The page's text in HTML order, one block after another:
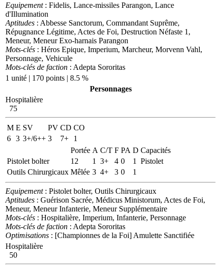
Equipement: Fidelis, Lance-missiles Parangon, Lance
d'Illumination
Aptitudes : Abbesse Sanctorum, Commandant Suprême,
Répugnance Légitime, Actes de Foi, Destruction Néfaste 1,
Meneur, Meneur Exo-harnais Parangon
Mots-clés : Héros Epique, Imperium, Marcheur, Morvenn Vahl,
Personnage, Vehicule
Mots-clés de faction : Adepta Sororitas
1 unité | 170 points | 8.5 %
Personnages
Hospitalière
75
M E SV PV CD CO
6 3 3+/6++ 3 7+
1
Portée A C/T F PA D Capacités
Pistolet bolter
12 1 3+ 4 0 1
Pistolet
Outils Chirurgicaux Mêlée 3 4+ 3 0 1
Equipement: Pistolet bolter, Outils Chirurgicaux
Aptitudes : Guérison Sacrée, Médicus Ministorum, Actes de Foi,
Meneur, Meneur Infanterie, Meneur Supplémentaire
Mots-clés : Hospitalière, Imperium, Infanterie, Personnage
Mots-clés de faction : Adepta Sororitas
Optimisations : [Championnes de la Foi] Amulette Sanctifiée
Hospitalière
50